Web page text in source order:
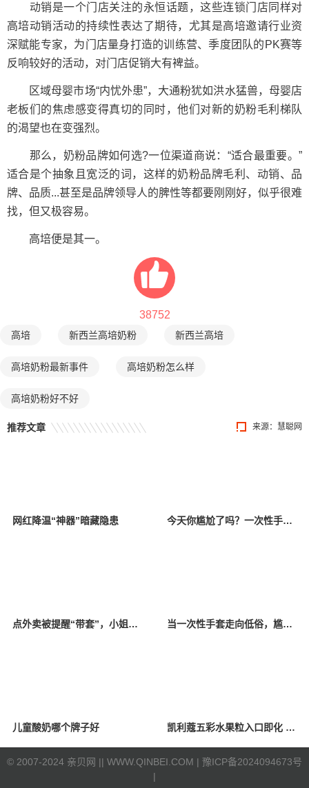
动销是一个门店关注的永恒话题，这些连锁门店同样对
高培动销活动的持续性表达了期待，尤其是高培邀请行业资
深赋能专家，为门店量身打造的训练营、季度团队的PK赛等
反响较好的活动，对门店促销大有裨益。
区域母婴市场“内忧外患”，大通粉犹如洪水猛兽，母婴店
老板们的焦虑感变得真切的同时，他们对新的奶粉毛利梯队
的渴望也在变强烈。
那么，奶粉品牌如何选?一位渠道商说：“适合最重要。”
适合是个抽象且宽泛的词，这样的奶粉品牌毛利、动销、品
牌、品质...甚至是品牌领导人的脾性等都要刚刚好，似乎很难
找，但又极容易。
高培便是其一。
38752
高培 新西兰高培奶粉 新西兰高培
高培奶粉最新事件 高培奶粉怎么样
高培奶粉好不好
来源：慧聪网
推荐文章
网红降温“神器”暗藏隐患 今天你尴尬了吗？一次性手套低俗变装引消费者反感
点外卖被提醒“带套”，小姐姐感觉有被冒犯到，怒斥恶俗商家 当一次性手套走向低俗，尴尬的不仅是成年人
儿童酸奶哪个牌子好 凯利蔻五彩水果粒入口即化 酸甜可口
© 2007-2024 亲贝网 || WWW.QINBEI.COM | 豫ICP备2024094673号
|